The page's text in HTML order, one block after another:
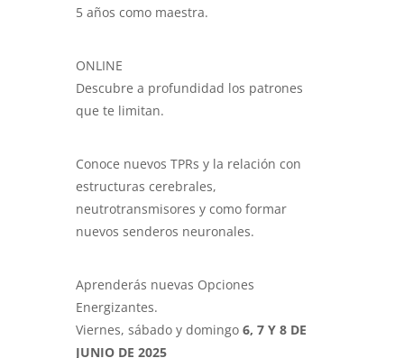
5 años como maestra.
ONLINE
Descubre a profundidad los patrones
que te limitan.
Conoce nuevos TPRs y la relación con
estructuras cerebrales,
neutrotransmisores y como formar
nuevos senderos neuronales.
Aprenderás nuevas Opciones
Energizantes.
Viernes, sábado y domingo 6, 7 Y 8 DE
JUNIO DE 2025